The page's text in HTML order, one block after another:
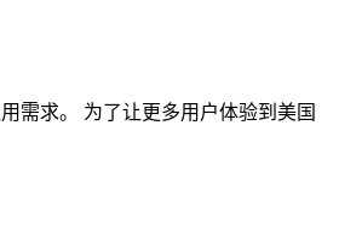
需求。 为了让更多用户体验到美国